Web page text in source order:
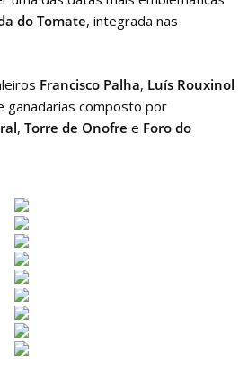
do Tomate, integrada nas
Francisco Palha, Luís Rouxinol
ganadarias composto por
, Torre de Onofre e Foro do